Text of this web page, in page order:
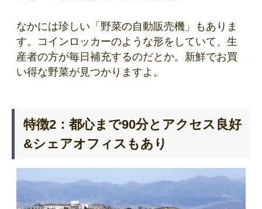
なかには珍しい「野菜の自動販売機」もありま
す。コインロッカーのような形をしていて、生
産者の方が毎日補充するのだとか。新鮮でお買
い得な野菜が見つかりますよ。
特徴2：都心まで90分とアクセス良好
&シェアオフィスもあり